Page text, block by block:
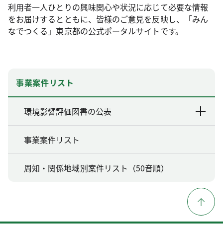
利用者一人ひとりの興味関心や状況に応じて必要な情報
をお届けするとともに、皆様のご意見を反映し、「みん
なでつくる」東京都の公式ポータルサイトです。
事業案件リスト
環境影響評価図書の公表
事業案件リスト
周知・関係地域別案件リスト（50音順）